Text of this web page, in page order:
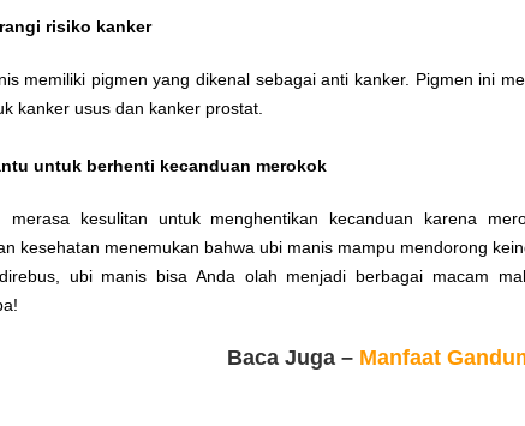
risiko kanker
memiliki pigmen yang dikenal sebagai anti kanker. Pigmen ini
kanker usus dan kanker prostat.
untuk berhenti kecanduan merokok
merasa kesulitan untuk menghentikan kecanduan karena
kesehatan menemukan bahwa ubi manis mampu mendorong
ubi manis bisa Anda olah menjadi berbagai macam
Baca Juga – Manfaat